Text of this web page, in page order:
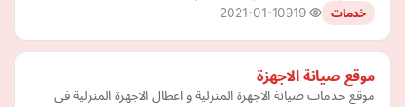
خدمات 2021-01-10
موقع صيانة الاجهزة
موقع خدمات صيانة الاجهزة المنزلية و اعطال الاجهزة المنزلية فى